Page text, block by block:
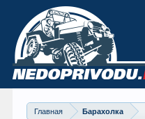
Главная Барахолка